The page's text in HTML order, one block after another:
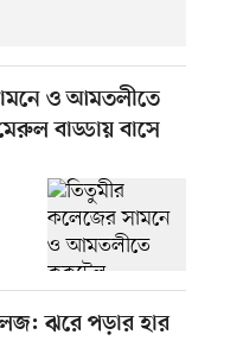
ও আমতলীতে
বাড্ডায় বাসে
ঝরে পড়ার হার